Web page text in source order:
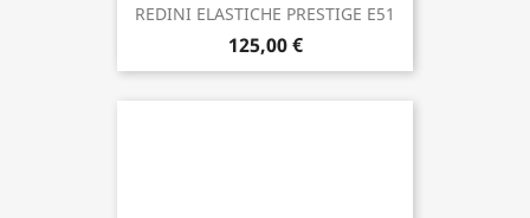
REDINI ELASTICHE PRESTIGE E51
125,00 €